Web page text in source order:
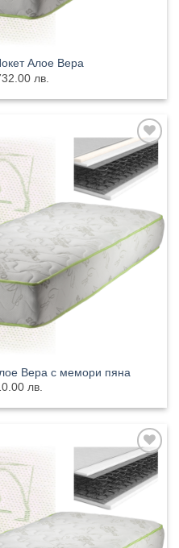
Алое Вера
лв.
Добавяне
към
списъка с
харесани
Вера с мемори пяна
лв.
Добавяне
към
списъка с
харесани